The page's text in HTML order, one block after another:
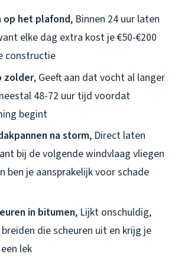
op het plafond, Binnen 24 uur laten
elke dag extra kost je €50-€200
constructie
zolder, Geeft aan dat vocht al langer
48-72 uur tijd voordat
begint
na storm, Direct laten
bij de volgende windvlaag vliegen
ben je aansprakelijk voor schade
in bitumen, Lijkt onschuldig,
die scheuren uit en krijg je
lek